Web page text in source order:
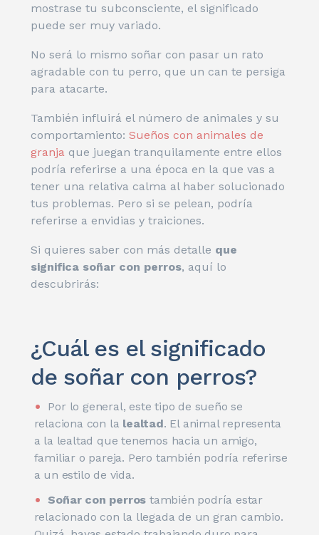
mostrase tu subconsciente, el significado
puede ser muy variado.
No será lo mismo soñar con pasar un rato
agradable con tu perro, que un can te persiga
para atacarte.
También influirá el número de animales y su
comportamiento: Sueños con animales de
granja que juegan tranquilamente entre ellos
podría referirse a una época en la que vas a
tener una relativa calma al haber solucionado
tus problemas. Pero si se pelean, podría
referirse a envidias y traiciones.
Si quieres saber con más detalle que
significa soñar con perros, aquí lo
descubrirás:
¿Cuál es el significado
de soñar con perros?
Por lo general, este tipo de sueño se
relaciona con la lealtad. El animal representa
a la lealtad que tenemos hacia un amigo,
familiar o pareja. Pero también podría referirse
a un estilo de vida.
Soñar con perros también podría estar
relacionado con la llegada de un gran cambio.